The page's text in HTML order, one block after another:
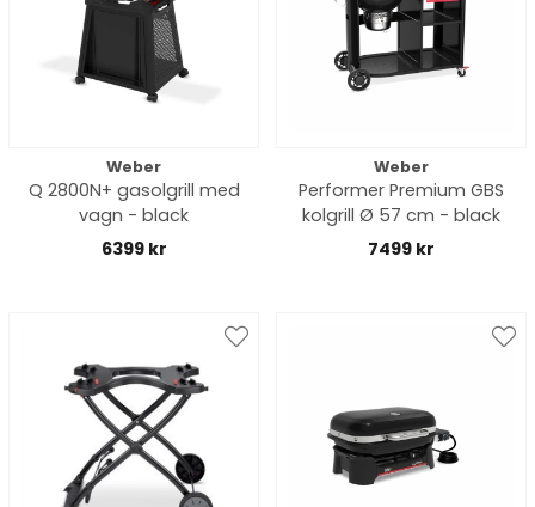
Weber
Q 2800N+ gasolgrill med
vagn - black
6399 kr
Weber
Performer Premium GBS
kolgrill Ø 57 cm - black
7499 kr